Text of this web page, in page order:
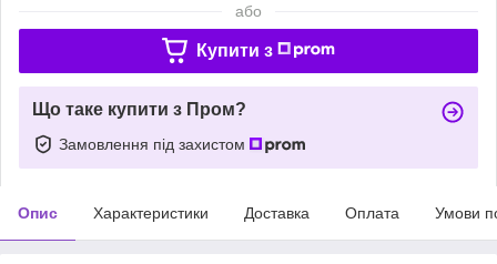
або
Купити з
Що таке купити з Пром?
Замовлення під захистом
Опис Характеристики Доставка Оплата Умови